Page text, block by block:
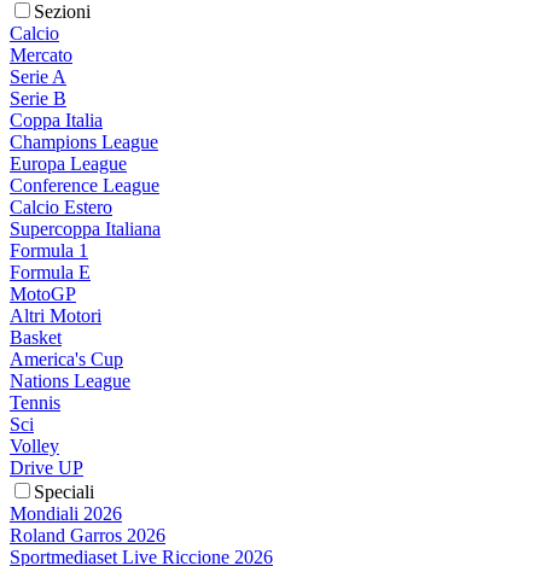
Sezioni
Calcio
Mercato
Serie A
Serie B
Coppa Italia
Champions League
Europa League
Conference League
Calcio Estero
Supercoppa Italiana
Formula 1
Formula E
MotoGP
Altri Motori
Basket
America's Cup
Nations League
Tennis
Sci
Volley
Drive UP
Speciali
Mondiali 2026
Roland Garros 2026
Sportmediaset Live Riccione 2026